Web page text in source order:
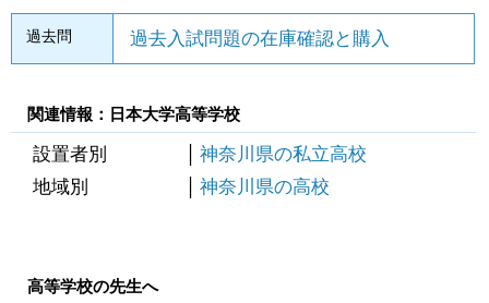
過去問 過去入試問題の在庫確認と購入
関連情報：日本大学高等学校
設置者別
神奈川県の私立高校
地域別
神奈川県の高校
高等学校の先生へ